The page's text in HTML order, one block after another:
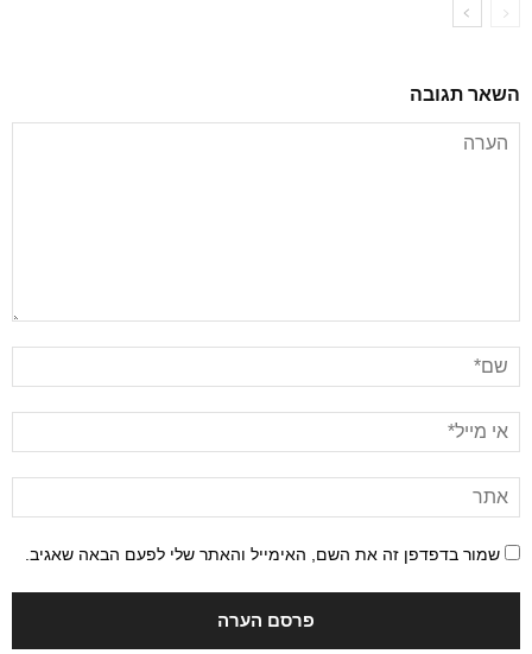
השאר תגובה
שמור בדפדפן זה את השם, האימייל והאתר שלי לפעם הבאה שאגיב.